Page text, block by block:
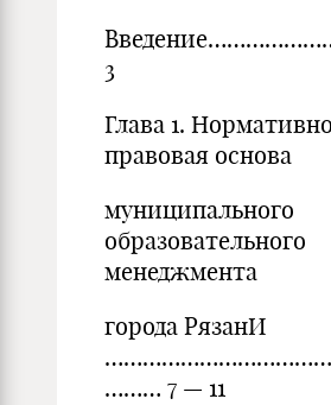
3
Глава 1.
правовая основа
муниципального
образовательного
менеджмента
города РязанИ
……… 7 — 11